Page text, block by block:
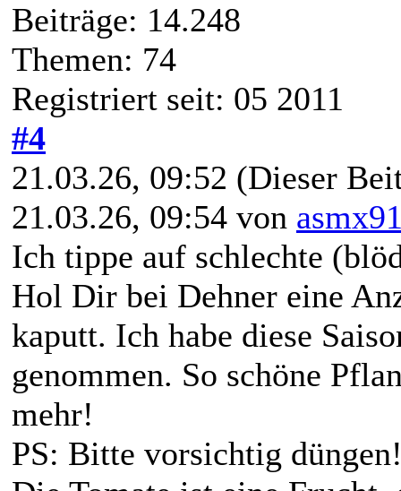
Beiträge: 14.248
Themen: 74
Registriert seit: 05 2011
#4
21.03.26, 09:52 (Dieser
21.03.26, 09:54 von
Ich tippe auf schlechte
Hol Dir bei Dehner eine
kaputt. Ich habe diese
genommen. So schöne
mehr!
PS: Bitte vorsichtig